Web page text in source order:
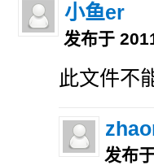
小鱼er
发布于
此文件不
发布